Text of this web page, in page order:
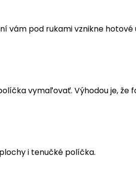
vám pod rukami vznikne
vymaľovať. Výhodou je, že
i tenučké políčka.